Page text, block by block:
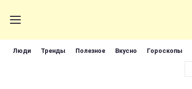
Люди Тренды Полезное Вкусно Гороскопы